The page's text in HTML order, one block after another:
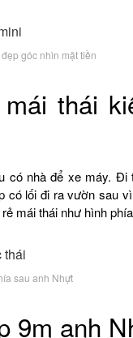
góc nhìn mặt tiền
thái
có nhà để xe máy. Đi
có lối đi ra vườn sau
mái thái như hình
sau anh Nhựt
9m anh